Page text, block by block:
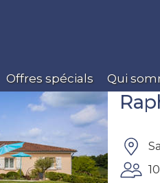
Offres spécials Qui